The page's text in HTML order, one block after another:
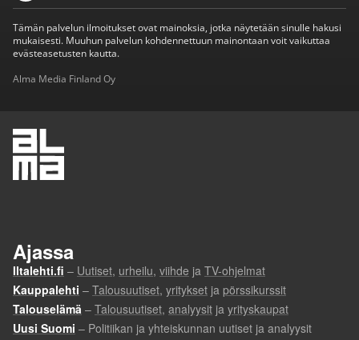
Tämän palvelun ilmoitukset ovat mainoksia, jotka näytetään sinulle hakusi
mukaisesti. Muuhun palvelun kohdennettuun mainontaan voit vaikuttaa
evästeasetusten kautta.
Alma Media Finland Oy